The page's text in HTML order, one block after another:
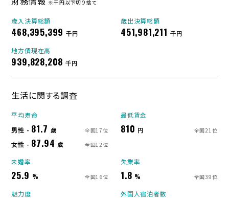
※千円以下切り捨て
歳入決算総額
468,395,399 千円
歳出決算総額
451,981,211 千円
地方債現在高
939,828,208 千円
生活に関する調査
平均寿命
男性 - 81.7 歳 全国17位
女性 - 87.94 歳 全国12位
最低賃金
810 円 全国21位
未婚率
25.9 % 全国16位
失業率
1.8 % 全国39位
魅力度 外国人宿泊者数